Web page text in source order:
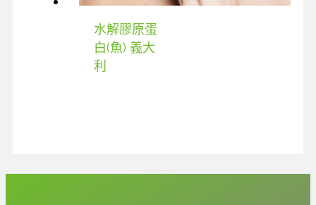
水解膠原蛋
白(魚) 義大
利